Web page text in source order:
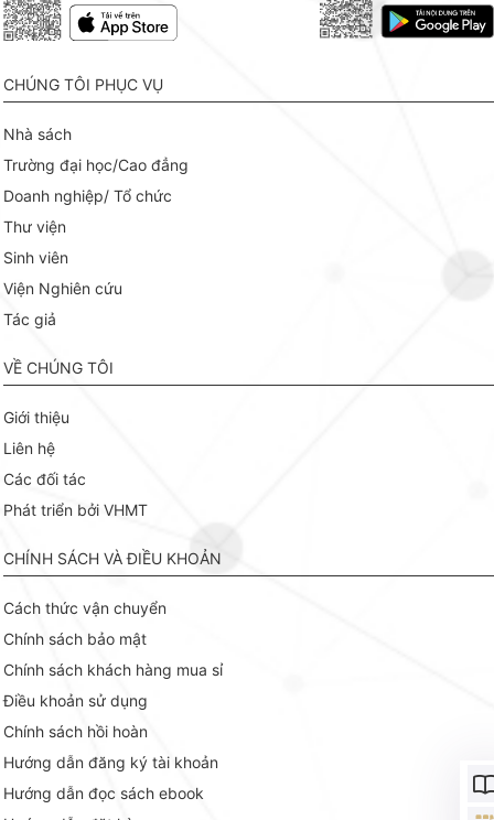
CHÚNG TÔI PHỤC VỤ
Nhà sách
Trường đại học/Cao đẳng
Doanh nghiệp/ Tổ chức
Thư viện
Sinh viên
Viện Nghiên cứu
Tác giả
VỀ CHÚNG TÔI
Giới thiệu
Liên hệ
Các đối tác
Phát triển bởi VHMT
CHÍNH SÁCH VÀ ĐIỀU KHOẢN
Cách thức vận chuyển
Chính sách bảo mật
Chính sách khách hàng mua sỉ
Điều khoản sử dụng
Chính sách hồi hoàn
Hướng dẫn đăng ký tài khoản
Hướng dẫn đọc sách ebook